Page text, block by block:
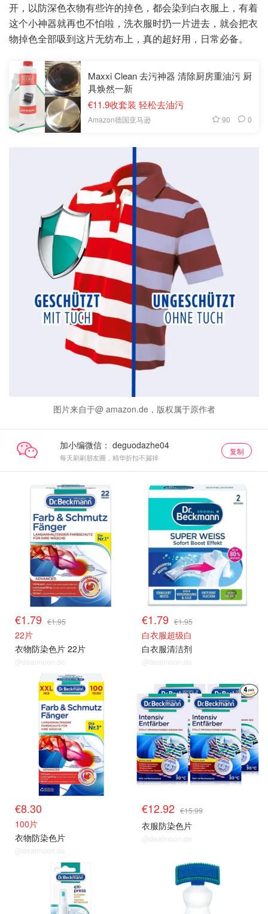
开，以防深色衣物有些许的掉色，都会染到白衣服上，有着
这个小神器就再也不怕啦，洗衣服时扔一片进去，就会把衣
物掉色全部吸到这片无纺布上，真的超好用，日常必备。
Maxxi Clean 去污神器 清除厨房重油污 厨
具焕然一新
€11.9收套装 轻松去油污
Amazon德国亚马逊 90 0
图片来自于@ amazon.de，版权属于原作者
加小编微信：
每天刷刷朋友圈，精华折扣不漏掉
复制
€1.79 €1.95
22片
衣物防染色片 22片
@dealmoon.de
€1.79 €1.95
白衣服超级白
白衣服清洁剂
@dealmoon.de
€8.30
100片
衣物防染色片
@dealmoon.de
€12.92 €15.99
衣服防染色片
@dealmoon.de